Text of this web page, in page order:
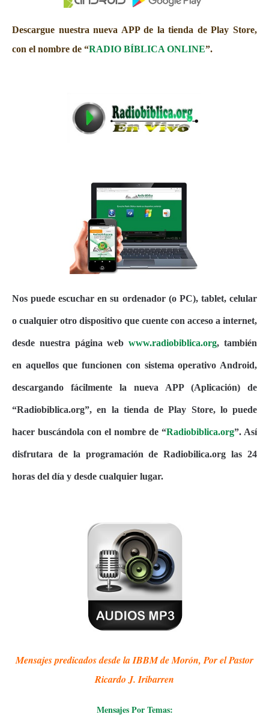
Descargue nuestra nueva APP de la tienda de Play Store,
con el nombre de “RADIO BÍBLICA ONLINE”.
Nos puede escuchar en su ordenador (o PC), tablet, celular
o cualquier otro dispositivo que cuente con acceso a internet,
desde nuestra página webwww.radiobiblica.org, también
en aquellos que funcionen con sistema operativo Android,
descargando fácilmente la nueva APP (Aplicación) de
“Radiobiblica.org”, en la tienda de Play Store, lo puede
hacer buscándola con el nombre de “Radiobiblica.org”. Así
disfrutara de la programación de Radiobilica.org las 24
horas del día y desde cualquier lugar.
Mensajes predicados desde la IBBM de Morón, Por el Pastor
Ricardo J. Iribarren
Mensajes Por Temas: